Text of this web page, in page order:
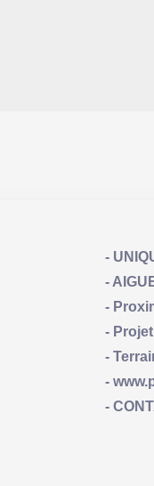
-
-
-
-
-
-
-